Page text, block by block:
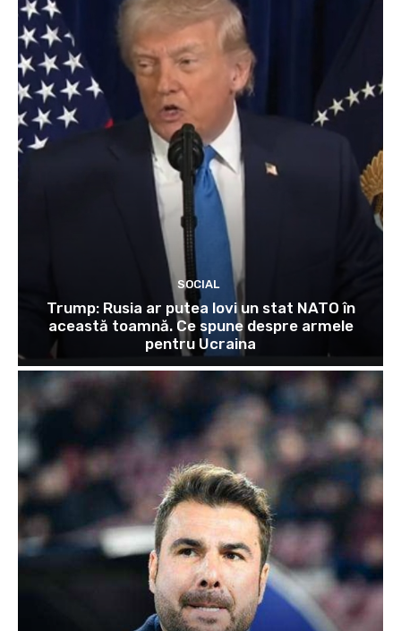
SOCIAL
Trump: Rusia ar putea lovi un stat NATO în
această toamnă. Ce spune despre armele
pentru Ucraina